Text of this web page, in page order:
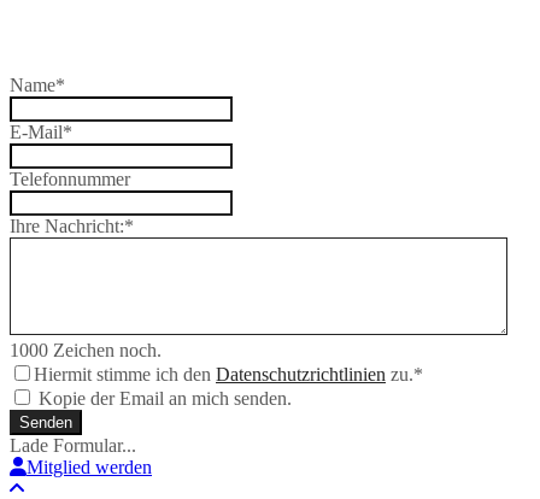
Name*
E-Mail*
Telefonnummer
Ihre Nachricht:*
1000 Zeichen noch.
Hiermit stimme ich den Datenschutzrichtlinien zu.*
Kopie der Email an mich senden.
Senden
Lade Formular...
Mitglied werden